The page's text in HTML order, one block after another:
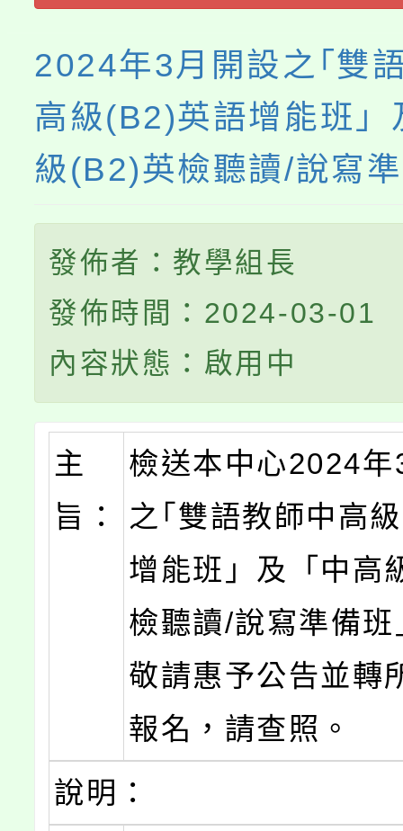
心理、諮商輔導、社會
系所師生報名參加。
2024年3月開設之｢雙
高級(B2)英語增能班」
級(B2)英檢聽讀/說寫
發佈者：教學組長
發佈時間：2024-03-01
內容狀態：啟用中
主
旨：
檢送本中心2024
之｢雙語教師中高
增能班」及「中高
檢聽讀/說寫準備
敬請惠予公告並轉
報名，請查照。
說明：